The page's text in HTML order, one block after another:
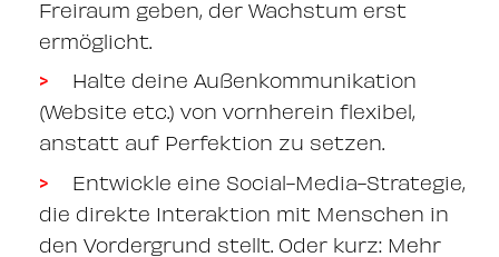
Freiraum geben, der Wachstum erst
ermöglicht.
Halte deine Außenkommunikation
(Website etc.) von vornherein flexibel,
anstatt auf Perfektion zu setzen.
Entwickle eine Social-Media-Strategie,
die direkte Interaktion mit Menschen in
den Vordergrund stellt. Oder kurz: Mehr